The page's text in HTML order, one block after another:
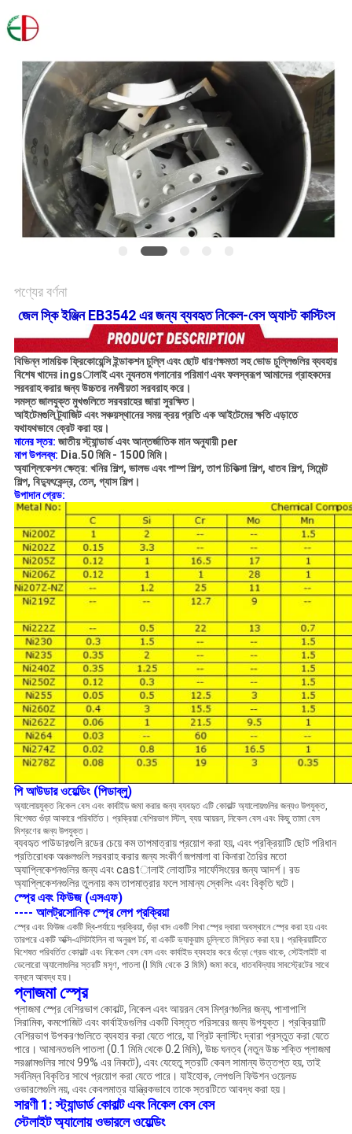
উদ্ধৃতির
জন্য
আবেদন
সাইট
ম্যাপ
গোপনীয়তা
পণ্যের বর্ণনা
জেল স্কি ইঞ্জিন EB3542 এর জন্য ব্যবহৃত নিকেল-বেস অ্যাস্ট কাস্টিংস
বিভিন্ন সাময়িক ফ্রিকোয়েন্সি ইন্ডাকশন চুল্লি এবং ছোট ধারণক্ষমতা সহ ভোড চুল্লিগুলির ব্যবহার
বিশেষ খাদের ingsালাই এবং ন্যূনতম গলানোর পরিমাণ এবং ফলস্বরূপ আমাদের গ্রাহকদের
সরবরাহ করার জন্য উচ্চতর নমনীয়তা সরবরাহ করে।
সমস্ত জালযুক্ত মুখগুলিতে সরবরাহের জারা সুরক্ষিত।
আইটেমগুলি ট্র্যাজিট এবং সঞ্চয়স্থানের সময় ক্রয় প্রতি এক আইটেমের ক্ষতি এড়াতে
যথাযথভাবে ক্রেট করা হয়।
মানের স্তর: জাতীয় স্ট্যান্ডার্ড এবং আন্তর্জাতিক মান অনুযায়ী per
মাপ উপলব্ধ: Dia.50 মিমি - 1500 মিমি।
অ্যাপ্লিকেশন ক্ষেত্র: খনির শিল্প, ভালভ এবং পাম্প শিল্প, তাপ চিকিত্সা শিল্প, ধাতব শিল্প, সিমেন্ট
শিল্প, বিদ্যুৎকেন্দ্র, তেল, গ্যাস শিল্প।
উপাদান গ্রেড:
পি আউডার ওয়েল্ডিং (পিডাব্লু)
অ্যালোয়যুক্ত নিকেল বেস এবং কার্বাইড জমা করার জন্য ব্যবহৃত এটি কোবাল্ট অ্যালোয়গুলির জন্যও উপযুক্ত,
বিশেষত গুঁড়া আকারে পরিবর্তিত। প্রক্রিয়া বেশিরভাগ স্টিল, ব্যয় আয়রন, নিকেল বেস এবং কিছু তামা বেস
মিশ্রণের জন্য উপযুক্ত।
ব্যবহৃত পাউডারগুলি রডের চেয়ে কম তাপমাত্রায় প্রয়োগ করা হয়, এবং প্রক্রিয়াটি ছোট পরিধান
প্রতিরোধক অঞ্চলগুলি সরবরাহ করার জন্য সংকীর্ণ জপমালা বা কিনারা তৈরির মতো
অ্যাপ্লিকেশনগুলির জন্য এবং castালাই লোহাটির সার্ফেসিংয়ের জন্য আদর্শ। রড
অ্যাপ্লিকেশনগুলির তুলনায় কম তাপমাত্রার ফলে সামান্য স্কেলিং এবং বিকৃতি ঘটে।
স্প্রে এবং ফিউজ (এসএফ)
---- আলট্রসোনিক স্প্রে লেপ প্রক্রিয়া
স্প্রে এবং ফিউজ একটি দ্বি-পর্যায়ে প্রক্রিয়া, গুঁড়া খাদ একটি শিখা স্প্রে দ্বারা অবস্থানে স্প্রে করা হয় এবং
তারপরে একটি অক্সি-এসিটাইলিন বা অনুরূপ টর্চ, বা একটি ভ্যাকুয়াম চুল্লিতে মিশ্রিত করা হয়। প্রক্রিয়াটিতে
বিশেষত পরিবর্তিত কোবাল্ট এবং নিকেল বেস বেস এবং কার্বাইড ব্যবহার করে গুঁড়ো গ্রেড থাকে, স্টেইলাইট বা
ডেলোরো অ্যালোগুলির স্তরটি মসৃণ, পাতলা (I মিমি থেকে 3 মিমি) জমা করে, ধাতববিদ্যায় সাবস্ট্রেটের সাথে
বন্ধনে আবদ্ধ হয়।
প্লাজমা স্প্রে
প্লাজমা স্প্রে বেশিরভাগ কোবাল্ট, নিকেল এবং আয়রন বেস মিশ্রণগুলির জন্য, পাশাপাশি
সিরামিক, কমপোজিট এবং কার্বাইডগুলির একটি বিস্তৃত পরিসরের জন্য উপযুক্ত। প্রক্রিয়াটি
বেশিরভাগ উপকরণগুলিতে ব্যবহার করা যেতে পারে, যা গ্রিট ব্লাস্টিং দ্বারা প্রস্তুত করা যেতে
পারে। আমানতগুলি পাতলা (0.1 মিমি থেকে 0.2 মিমি), উচ্চ ঘনত্ব (নতুন উচ্চ শক্তি প্লাজমা
সরঞ্জামগুলির সাথে 99% এর নিকটে), এবং যেহেতু স্তরটি কেবল সামান্য উত্তপ্ত হয়, তাই
সর্বনিম্ন বিকৃতির সাথে প্রয়োগ করা যেতে পারে। যাইহোক, লেপগুলি ফিউশন ওয়েলড
ওভারলেগুলি নয়, এবং কেবলমাত্র যান্ত্রিকভাবে তাকে স্তরটিতে আবদ্ধ করা হয়।
সারণী 1: স্ট্যান্ডার্ড কোবাল্ট এবং নিকেল বেস বেস
স্টেলাইট অ্যালোয় ওভারলে ওয়েল্ডিং